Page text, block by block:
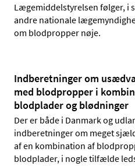
Lægemiddelstyrelsen følger, i
andre nationale
om blodpropper nøje.
Indberetninger om
med blodpropper i
blodplader og blødninger
Der er både i Danmark og
indberetninger om meget
af en kombination af
blodplader, i nogle tilfælde